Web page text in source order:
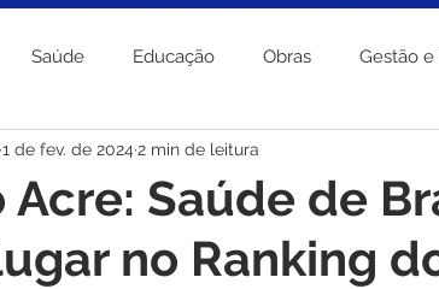
Saúde Educação Obras Gestão
Agricultura e Produção
Campanhas Datas Comemorativas
Acre: Saúde de
no Ranking
1 de fev. de 2024 2 min de leitura